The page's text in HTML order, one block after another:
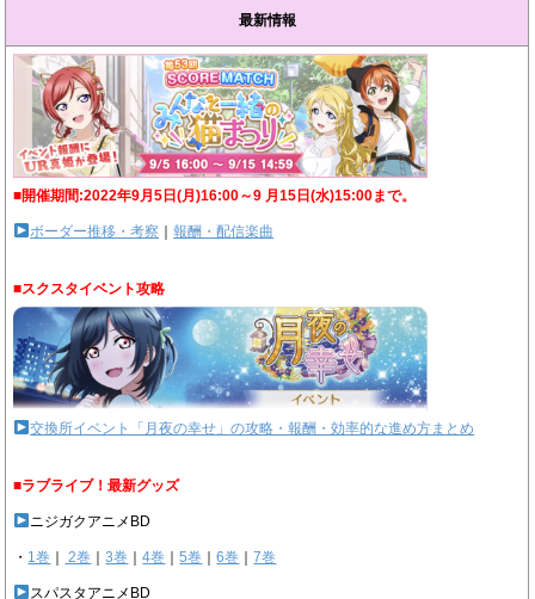
最新情報
■開催期間:2022年9月5日(月)16:00～9 月15日(水)15:00まで。
ボーダー推移・考察 ｜報酬・配信楽曲
■スクスタイベント攻略
交換所イベント「月夜の幸せ」の攻略・報酬・効率的な進め方まとめ
■ラブライブ！最新グッズ
ニジガクアニメBD
・ 1巻 2巻 ｜3巻 ｜4巻 ｜5巻 ｜6巻 ｜7巻
スパスタアニメBD